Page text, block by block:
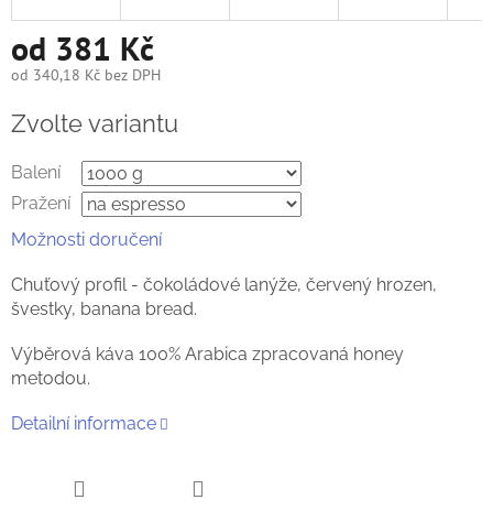
od 381 Kč
od 340,18 Kč bez DPH
cena:
Zvolte variantu
Balení
Pražení
Možnosti doručení
Chuťový profil - čokoládové lanýže, červený hrozen,
švestky, banana bread.
Výběrová káva 100% Arabica zpracovaná honey
metodou.
Detailní informace